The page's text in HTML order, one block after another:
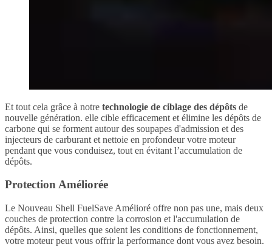
Et tout cela grâce à notre technologie de ciblage des dépôts de
nouvelle génération. elle cible efficacement et élimine les dépôts de
carbone qui se forment autour des soupapes d'admission et des
injecteurs de carburant et nettoie en profondeur votre moteur
pendant que vous conduisez, tout en évitant l’accumulation de
dépôts.
Protection Améliorée
Le Nouveau Shell FuelSave Amélioré offre non pas une, mais deux
couches de protection contre la corrosion et l'accumulation de
dépôts. Ainsi, quelles que soient les conditions de fonctionnement,
votre moteur peut vous offrir la performance dont vous avez besoin.